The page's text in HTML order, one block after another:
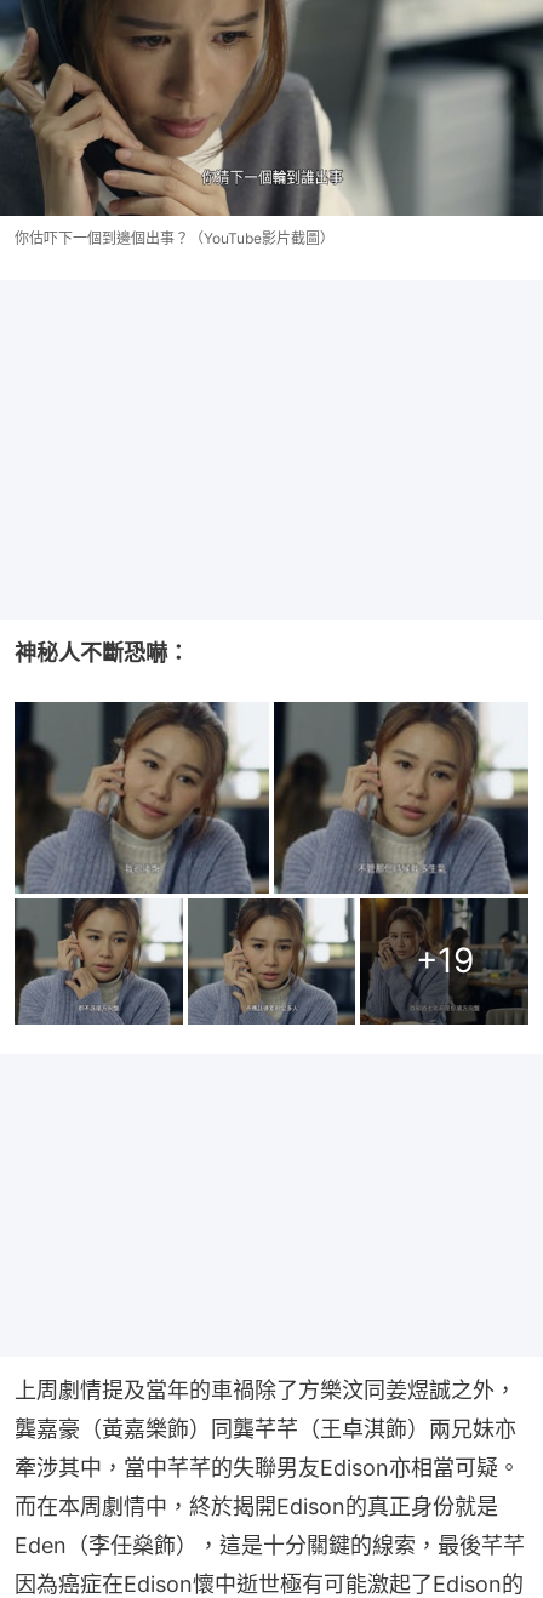
你估吓下一個到邊個出事？（YouTube影片截圖）
神秘人不斷恐嚇：
+19
上周劇情提及當年的車禍除了方樂汶同姜煜誠之外，
龔嘉豪（黃嘉樂飾）同龔芊芊（王卓淇飾）兩兄妹亦
牽涉其中，當中芊芊的失聯男友Edison亦相當可疑。
而在本周劇情中，終於揭開Edison的真正身份就是
Eden（李任燊飾），這是十分關鍵的線索，最後芊芊
因為癌症在Edison懷中逝世極有可能激起了Edison的